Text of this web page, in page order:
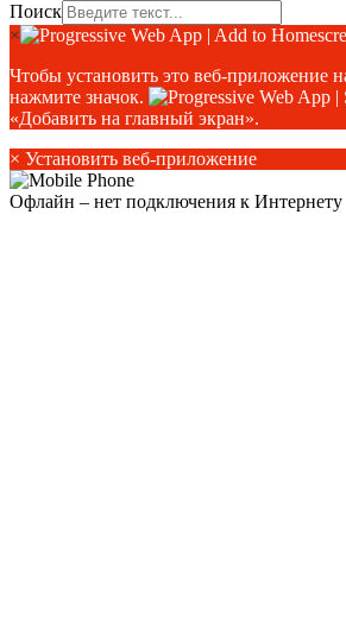
Поиск
×
Чтобы установить это веб-приложение
нажмите значок.
«Добавить на главный экран».
× Установить веб-приложение
Офлайн – нет подключения к Интернету